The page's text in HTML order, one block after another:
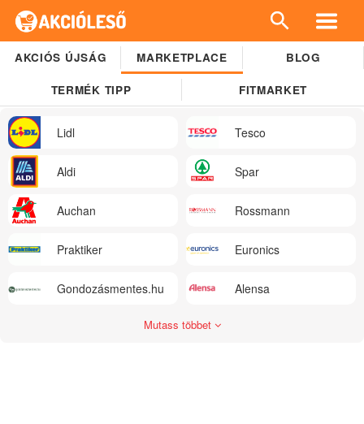
AKCIÓS ÚJSÁG MARKETPLACE BLOG
TERMÉK TIPP FITMARKET
Lidl Tesco
Aldi Spar
Auchan Rossmann
Praktiker Euronics
Gondozásmentes.hu Alensa
Mutass többet